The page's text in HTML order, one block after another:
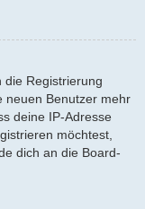
die Registrierung
neuen Benutzer mehr
deine IP-Adresse
möchtest,
dich an die Board-